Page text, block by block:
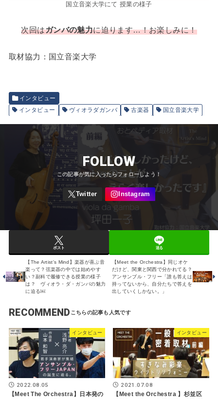
国立音楽大学にて 授業の様子
次回はガンバの魅力に迫ります…！お楽しみに！
取材協力：国立音楽大学
インタビュー
インタビュー
ヴィオラダガンバ 古楽器 国立音楽大学
FOLLOW
ポスト 送る
【The Artist's Mind】楽器が喜ぶ音
楽って？弦楽器の中では始めやす
い？副科で履修できる授業の様子
は？ ヴィオラ・ダ・ガンバの魅力
に迫る￼
【Meet the Orchestra】同じオケ
だけど、関東と関西で分かれてる？
アンサンブル・フリー「誰も答えは
持ってないから、自分たちで答えを
出していくしかない。」
RECOMMEND
インタビュー
2022.08.05
【Meet The Orchestra】日本発の
インタビュー
2021.07.08
【Meet the Orchestra 】杉並区